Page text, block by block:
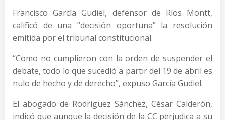
Francisco García Gudiel, defensor de Ríos Montt,
calificó de una “decisión oportuna” la resolución
emitida por el tribunal constitucional.
“Como no cumplieron con la orden de suspender el
debate, todo lo que sucedió a partir del 19 de abril es
nulo de hecho y de derecho”, expuso García Gudiel.
El abogado de Rodríguez Sánchez, César Calderón,
indicó que aunque la decisión de la CC perjudica a su